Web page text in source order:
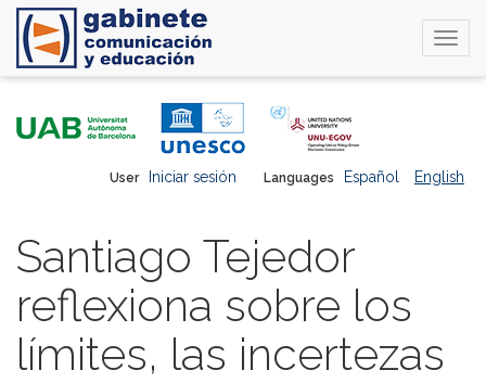
Languages Español English
User Iniciar sesión
Santiago Tejedor
reflexiona sobre los
límites, las incertezas